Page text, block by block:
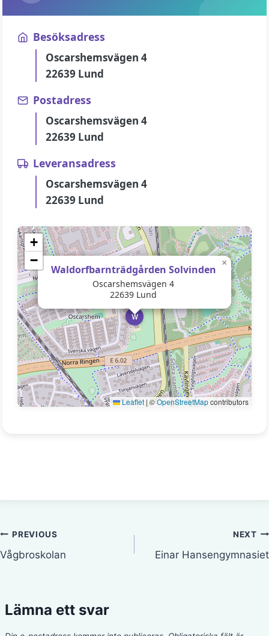
Besöksadress
Oscarshemsvägen 4
22639 Lund
Postadress
Oscarshemsvägen 4
22639 Lund
Leveransadress
Oscarshemsvägen 4
22639 Lund
W
Waldorfbarnträdgården Solvinden
Oscarshemsvägen 4
22639 Lund
×
+
−
Leaflet |©OpenStreetMapcontributors
Inläggsnavigering
PREVIOUS
Vågbroskolan
NEXT
Einar Hansengymnasiet
Lämna ett svar